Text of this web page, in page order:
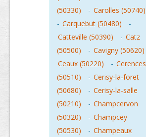
(50330)
- Carolles (50740)
- Carquebut (50480)
-
Catteville (50390)
- Catz
(50500)
- Cavigny (50620)
Ceaux (50220)
- Cerences
(50510)
- Cerisy-la-foret
(50680)
- Cerisy-la-salle
(50210)
- Champcervon
(50320)
- Champcey
(50530)
- Champeaux